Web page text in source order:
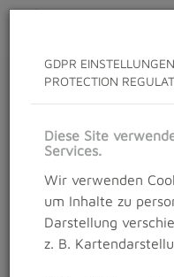
NEWS
Neuigkeiten rund
Festival
Details
14. Mai 2021
GDPR
PROTECTION
Diese Site
Services.
Wir verwenden
um Inhalte zu
Darstellung
z. B.